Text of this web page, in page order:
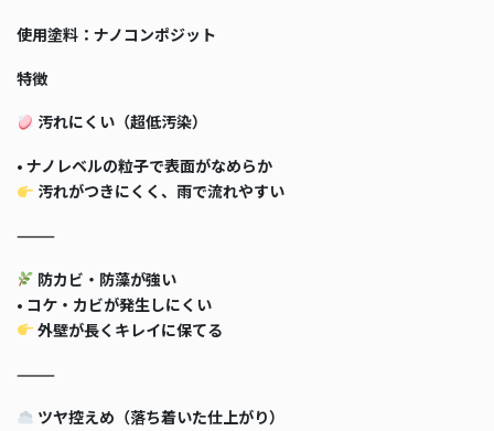
使用塗料：ナノコンポジット
特徴
汚れにくい（超低汚染）
• ナノレベルの粒子で表面がなめらか
汚れがつきにくく、雨で流れやすい
⸻
防カビ・防藻が強い
• コケ・カビが発生しにくい
外壁が長くキレイに保てる
⸻
ツヤ控えめ（落ち着いた仕上がり）